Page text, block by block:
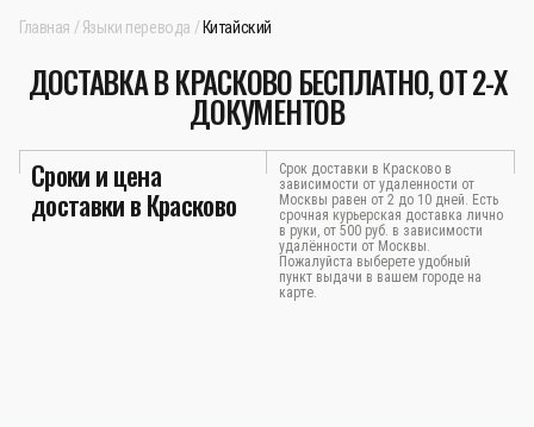
Главная Языки перевода Китайский
ДОСТАВКА В КРАСКОВО БЕСПЛАТНО, ОТ 2-Х
ДОКУМЕНТОВ
Сроки и цена
доставки в Красково
Срок доставки в Красково в
зависимости от удаленности от
Москвы равен от 2 до 10 дней. Есть
срочная курьерская доставка лично
в руки, от 500 руб. в зависимости
удалённости от Москвы.
Пожалуйста выберете удобный
пункт выдачи в вашем городе на
карте.